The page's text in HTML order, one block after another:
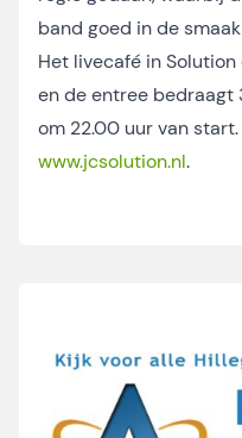
band goed in de
Het livecafé in
en de entree bedraagt
om 22.00 uur van
www.jcsolution.nl.